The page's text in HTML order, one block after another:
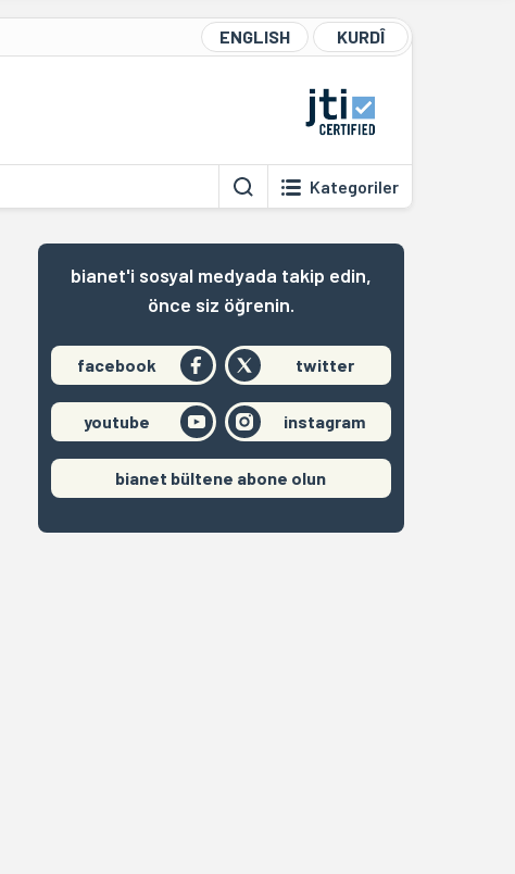
ENGLISH KURDÎ
Kategoriler
bianet'i sosyal medyada takip edin,
önce siz öğrenin.
facebook twitter
youtube instagram
bianet bültene abone olun